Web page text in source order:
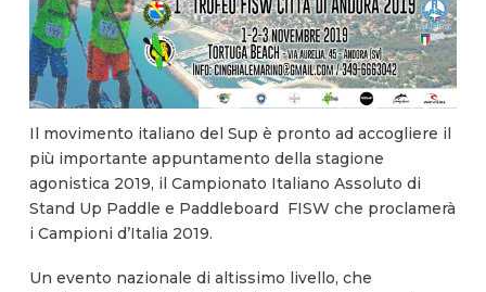
Il movimento italiano del Sup è pronto ad accogliere il
più importante appuntamento della stagione
agonistica 2019, il Campionato Italiano Assoluto di
Stand Up Paddle e Paddleboard FISW che proclamerà
i Campioni d’Italia 2019.
Un evento nazionale di altissimo livello, che